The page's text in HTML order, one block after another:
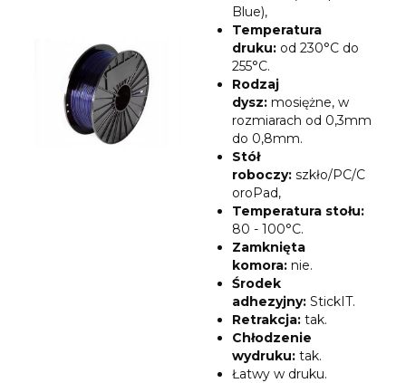
Blue),
Temperatura
druku: od 230°C do
255°C.
Rodzaj
dysz: mosiężne, w
rozmiarach od 0,3mm
do 0,8mm.
Stół
roboczy: szkło/PC/C
oroPad,
Temperatura stołu:
80 - 100°C.
Zamknięta
komora: nie.
Środek
adhezyjny: StickIT.
Retrakcja: tak.
Chłodzenie
wydruku: tak.
Łatwy w druku.